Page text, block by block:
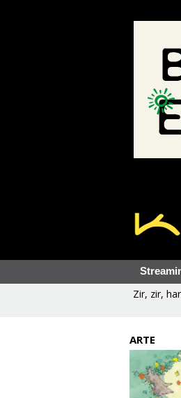
Zir, zir,
ARTE